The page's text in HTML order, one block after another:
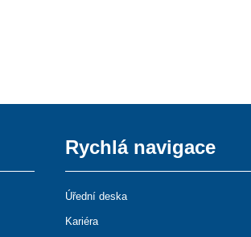
Rychlá navigace
Úřední deska
Kariéra